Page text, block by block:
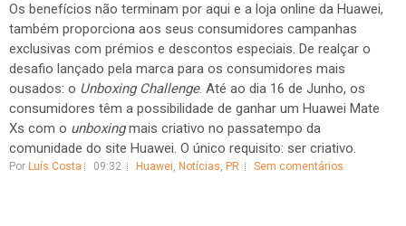
Os benefícios não terminam por aqui e a loja online da Huawei,
também proporciona aos seus consumidores campanhas
exclusivas com prémios e descontos especiais. De realçar o
desafio lançado pela marca para os consumidores mais
ousados: o Unboxing Challenge. Até ao dia 16 de Junho, os
consumidores têm a possibilidade de ganhar um Huawei Mate
Xs com o unboxingmais criativo no passatempo da
comunidade do site Huawei. O único requisito: ser criativo.
Por Luís Costa 09:32 Huawei, Notícias, PR Sem comentários